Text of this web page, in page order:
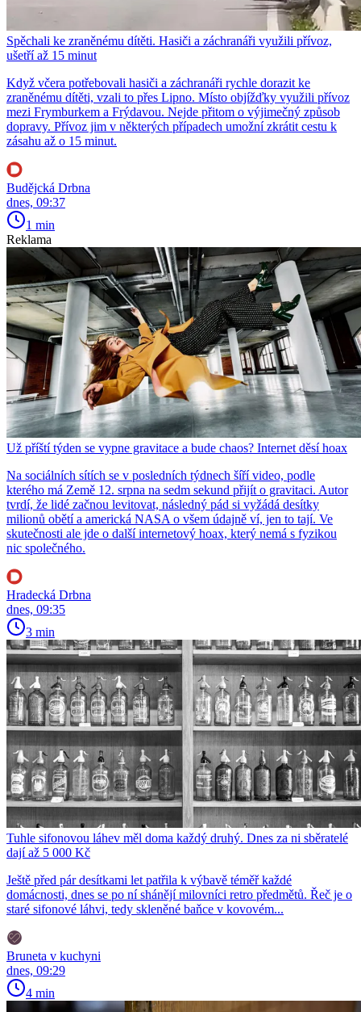
Spěchali ke zraněnému dítěti. Hasiči a záchranáři využili přívoz,
ušetří až 15 minut
Když včera potřebovali hasiči a záchranáři rychle dorazit ke
zraněnému dítěti, vzali to přes Lipno. Místo objížďky využili přívoz
mezi Frymburkem a Frýdavou. Nejde přitom o výjimečný způsob
dopravy. Přívoz jim v některých případech umožní zkrátit cestu k
zásahu až o 15 minut.
Budějcká Drbna
dnes, 09:37
1 min
Reklama
Už příští týden se vypne gravitace a bude chaos? Internet děsí hoax
Na sociálních sítích se v posledních týdnech šíří video, podle
kterého má Země 12. srpna na sedm sekund přijít o gravitaci. Autor
tvrdí, že lidé začnou levitovat, následný pád si vyžádá desítky
milionů obětí a americká NASA o všem údajně ví, jen to tají. Ve
skutečnosti ale jde o další internetový hoax, který nemá s fyzikou
nic společného.
Hradecká Drbna
dnes, 09:35
3 min
Tuhle sifonovou láhev měl doma každý druhý. Dnes za ni sběratelé
dají až 5 000 Kč
Ještě před pár desítkami let patřila k výbavě téměř každé
domácnosti, dnes se po ní shánějí milovníci retro předmětů. Řeč je o
staré sifonové láhvi, tedy skleněné baňce v kovovém...
Bruneta v kuchyni
dnes, 09:29
4 min